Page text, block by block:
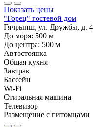
Показать цены
"Горец" гостевой дом
Гячрыпш, ул. Дружбы, д. 4
До моря: 500 м
До центра: 500 м
Автостоянка
Общая кухня
Завтрак
Бассейн
Wi-Fi
Стиральная машина
Телевизор
Размещение с питомцами